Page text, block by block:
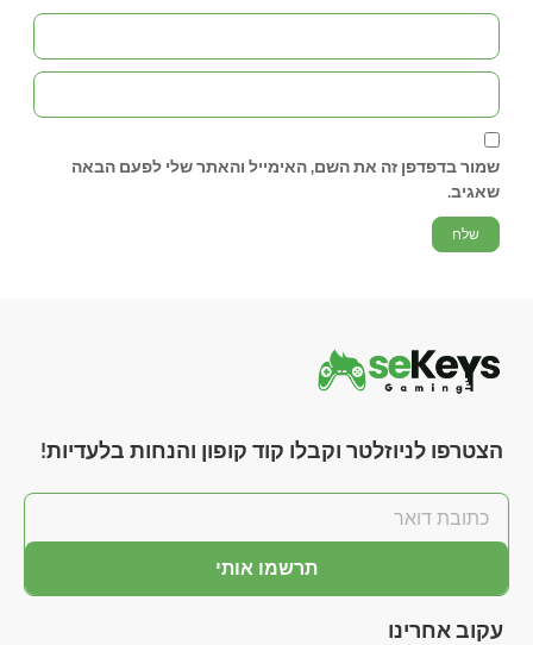
שמור בדפדפן זה את השם, האימייל והאתר שלי לפעם הבאה
שאגיב.
הצטרפו לניוזלטר וקבלו קוד קופון והנחות בלעדיות!
תרשמו אותי
עקוב אחרינו